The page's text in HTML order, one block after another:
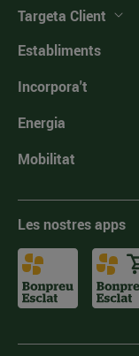
Targeta Client
Establiments
Incorpora't
Energia
Mobilitat
Les nostres apps